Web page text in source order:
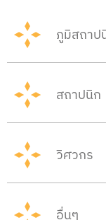
ภูมิสถาป
สถาปนิก
วิศวกร
อื่นๆ